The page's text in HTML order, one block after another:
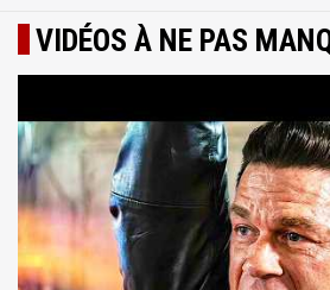
VIDÉOS À NE PAS